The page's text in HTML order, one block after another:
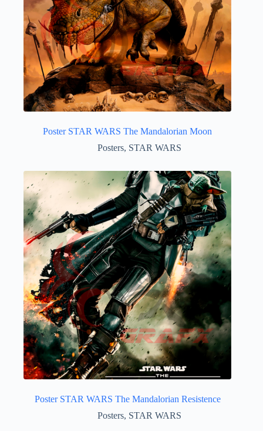
Poster STAR WARS The Mandalorian Moon
Posters, STAR WARS
Poster STAR WARS The Mandalorian Resistence
Posters, STAR WARS